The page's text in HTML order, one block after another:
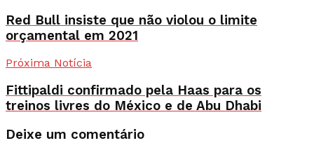
Red Bull insiste que não violou o limite
orçamental em 2021
Próxima Notícia
Fittipaldi confirmado pela Haas para os
treinos livres do México e de Abu Dhabi
Deixe um comentário